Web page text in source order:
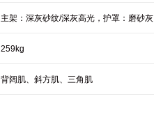
主架：深灰砂纹/深灰高光，护罩：磨砂灰
259kg
背阔肌、斜方肌、三角肌